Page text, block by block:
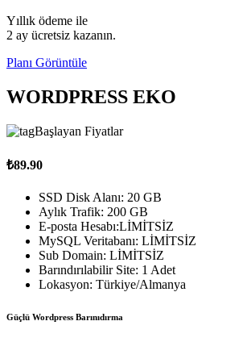
Yıllık ödeme ile
2 ay ücretsiz kazanın.
Planı Görüntüle
WORDPRESS EKO
Başlayan Fiyatlar
₺89.90
SSD Disk Alanı: 20 GB
Aylık Trafik: 200 GB
E-posta Hesabı:LİMİTSİZ
MySQL Veritabanı: LİMİTSİZ
Sub Domain: LİMİTSİZ
Barındırılabilir Site: 1 Adet
Lokasyon: Türkiye/Almanya
Güçlü Wordpress Barınıdırma